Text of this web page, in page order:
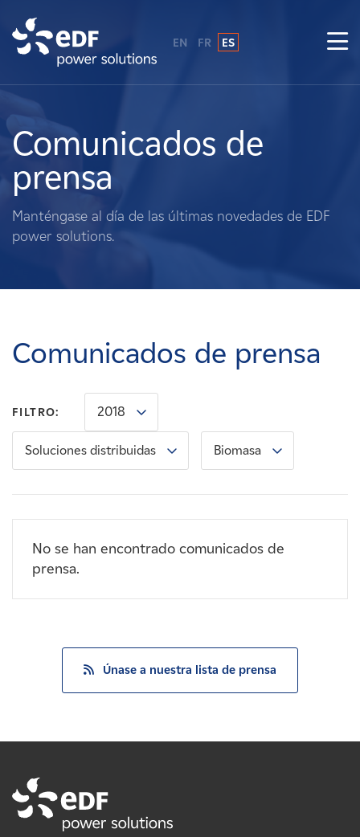
Sobre nosotros
Qué hacemos
Terratenientes
Carreras
Noticias
Contacte con
EN FR ES
Comunicados de
prensa
Manténgase al día de las últimas novedades de EDF
power solutions.
Comunicados de prensa
FILTRO: 2018
Soluciones distribuidas Biomasa
No se han encontrado comunicados de
prensa.
Únase a nuestra lista de prensa